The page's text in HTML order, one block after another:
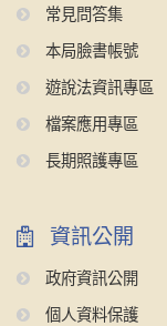
常見問答集
本局臉書帳號
遊說法資訊專區
檔案應用專區
長期照護專區
資訊公開
政府資訊公開
個人資料保護